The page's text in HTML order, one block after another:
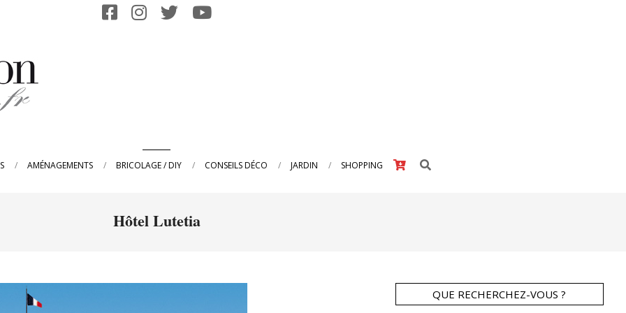
AMÉNAGEMENTS BRICOLAGE / DIY CONSEILS DÉCO JARDIN SHOPPING Search
Hôtel Lutetia
QUE RECHERCHEZ-VOUS ?